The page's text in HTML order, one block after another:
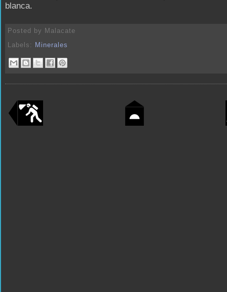
blanca.
Posted by Malacate
Labels:
Minerales